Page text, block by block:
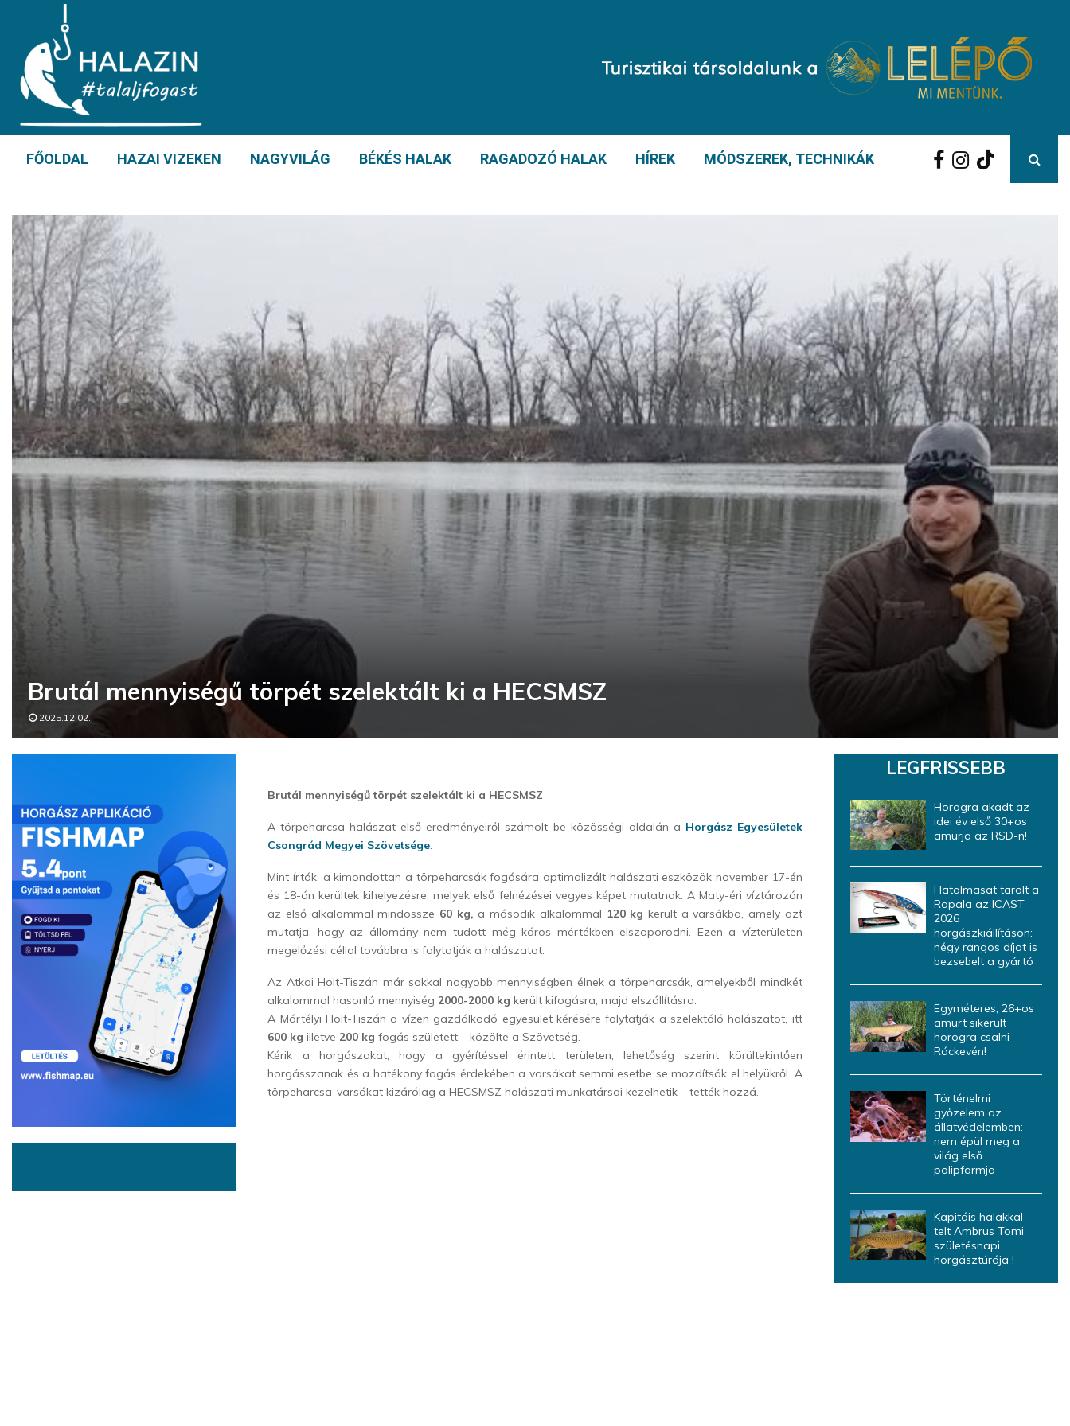
FŐOLDAL HAZAI VIZEKEN NAGYVILÁG BÉKÉS HALAK RAGADOZÓ HALAK HÍREK MÓDSZEREK, TECHNIKÁK
Brutál mennyiségű törpét szelektált ki a HECSMSZ
2025.12.02.
Brutál mennyiségű törpét szelektált ki a HECSMSZ
A törpeharcsa halászat első eredményeiről számolt be közösségi oldalán a Horgász Egyesületek
Csongrád Megyei Szövetsége.
Mint írták, a kimondottan a törpeharcsák fogására optimalizált halászati eszközök november 17-én
és 18-án kerültek kihelyezésre, melyek első felnézései vegyes képet mutatnak. A Maty-éri víztározón
az első alkalommal mindössze 60 kg, a második alkalommal 120 kg került a varsákba, amely azt
mutatja, hogy az állomány nem tudott még káros mértékben elszaporodni. Ezen a vízterületen
megelőzési céllal továbbra is folytatják a halászatot.
Az Atkai Holt-Tiszán már sokkal nagyobb mennyiségben élnek a törpeharcsák, amelyekből mindkét
alkalommal hasonló mennyiség 2000-2000 kg került kifogásra, majd elszállításra.
A Mártélyi Holt-Tiszán a vízen gazdálkodó egyesület kérésére folytatják a szelektáló halászatot, itt
600 kg illetve 200 kg fogás született – közölte a Szövetség.
Kérik a horgászokat, hogy a gyérítéssel érintett területen, lehetőség szerint körültekintően
horgásszanak és a hatékony fogás érdekében a varsákat semmi esetbe se mozdítsák el helyükről. A
törpeharcsa-varsákat kizárólag a HECSMSZ halászati munkatársai kezelhetik – tették hozzá.
LEGFRISSEBB
Horogra akadt az
idei év első 30+os
amurja az RSD-n!
Hatalmasat tarolt a
Rapala az ICAST
2026
horgászkiállításon:
négy rangos díjat is
bezsebelt a gyártó
Egyméteres, 26+os
amurt sikerült
horogra csalni
Ráckevén!
Történelmi
győzelem az
állatvédelemben:
nem épül meg a
világ első
polipfarmja
Kapitáis halakkal
telt Ambrus Tomi
születésnapi
horgásztúrája !